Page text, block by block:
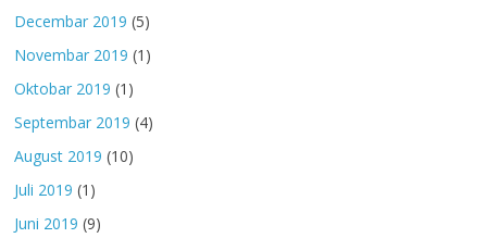
Decembar 2019 (5)
Novembar 2019 (1)
Oktobar 2019 (1)
Septembar 2019 (4)
August 2019 (10)
Juli 2019 (1)
Juni 2019 (9)